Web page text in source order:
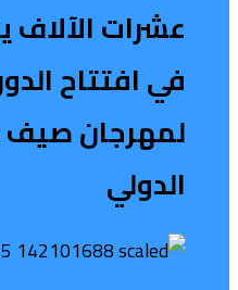
عشرات الآلاف
في افتتاح
لمهرجان صيف
الدولي